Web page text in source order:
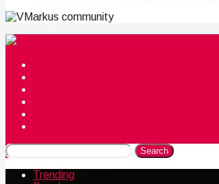
community
Search
Trending